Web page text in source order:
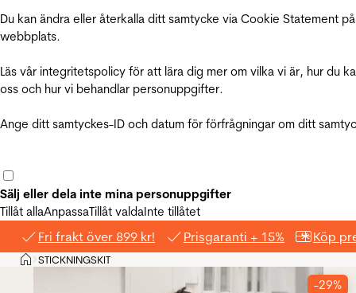
Du kan ändra eller återkalla ditt samtycke via Cookie Statement
webbplats.
Läs vår integritetspolicy för att lära dig mer om vilka vi är, hur du
oss och hur vi behandlar personuppgifter.
Ange ditt samtyckes-ID och datum för förfrågningar om ditt
Sälj eller dela inte mina personuppgifter
Tillåt allaAnpassaTillåt valdaInte tillåtet
Fri frakt över 899 kr! Prisgaranti + 15% Köp
Hem
>STICKNINGSKIT
-29%